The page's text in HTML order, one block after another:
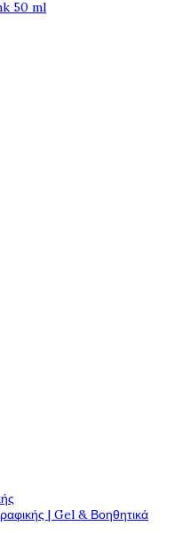
| Gel & Βοηθητικά